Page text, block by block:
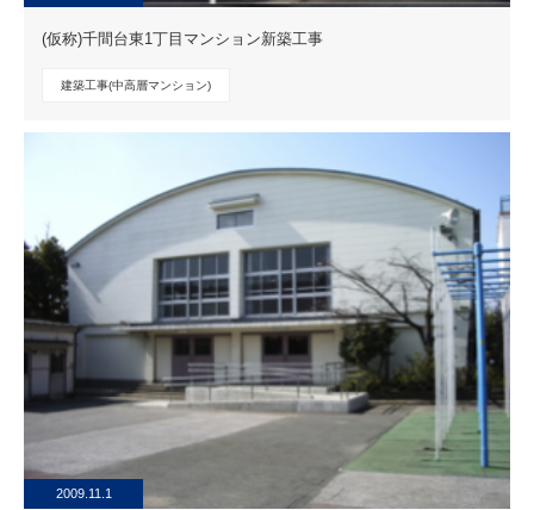
(仮称)千間台東1丁目マンション新築工事
建築工事(中高層マンション)
2009.11.1